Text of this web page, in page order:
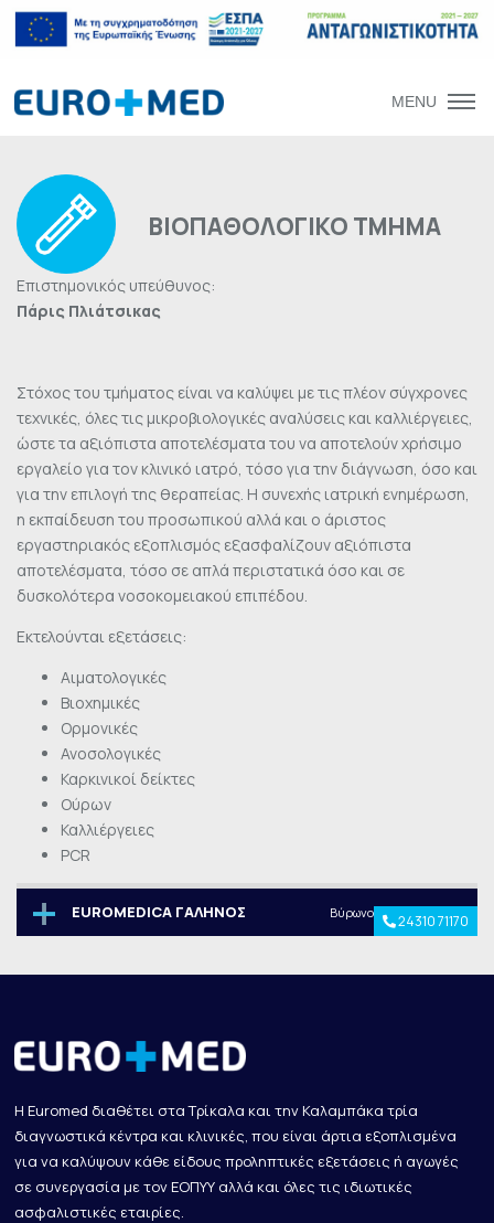
MENU
ΒΙΟΠΑΘΟΛΟΓΙΚΟ ΤΜΗΜΑ
Επιστημονικός υπεύθυνος:
Πάρις Πλιάτσικας
Στόχος του τμήματος είναι να καλύψει με τις πλέον σύγχρονες
τεχνικές, όλες τις μικροβιολογικές αναλύσεις και καλλιέργειες,
ώστε τα αξιόπιστα αποτελέσματα του να αποτελούν χρήσιμο
εργαλείο για τον κλινικό ιατρό, τόσο για την διάγνωση, όσο και
για την επιλογή της θεραπείας. Η συνεχής ιατρική ενημέρωση,
η εκπαίδευση του προσωπικού αλλά και ο άριστος
εργαστηριακός εξοπλισμός εξασφαλίζουν αξιόπιστα
αποτελέσματα, τόσο σε απλά περιστατικά όσο και σε
δυσκολότερα νοσοκομειακού επιπέδου.
Εκτελούνται εξετάσεις:
Αιματολογικές
Βιοχημικές
Ορμονικές
Ανοσολογικές
Καρκινικοί δείκτες
Ούρων
Καλλιέργειες
PCR
EUROMEDICA ΓΑΛΗΝΟΣ Βύρωνος 49 & Μαρκίνα
24310 71170
Η Euromed διαθέτει στα Τρίκαλα και την Καλαμπάκα τρία
διαγνωστικά κέντρα και κλινικές, που είναι άρτια εξοπλισμένα
για να καλύψουν κάθε είδους προληπτικές εξετάσεις ή αγωγές
σε συνεργασία με τον ΕΟΠΥΥ αλλά και όλες τις ιδιωτικές
ασφαλιστικές εταιρίες.